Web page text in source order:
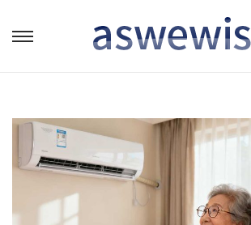
转
航
跳
容